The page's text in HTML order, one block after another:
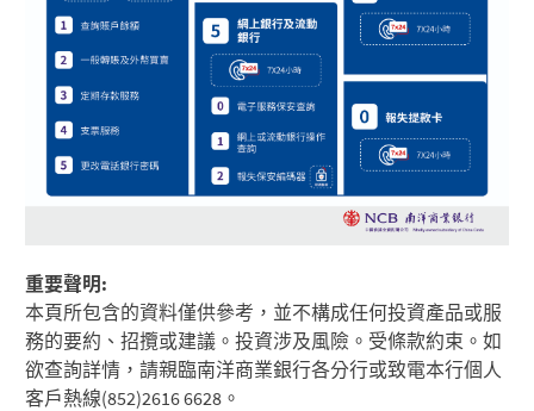
重要聲明:
本頁所包含的資料僅供參考，並不構成任何投資產品或服
務的要約、招攬或建議。投資涉及風險。受條款約束。如
欲查詢詳情，請親臨南洋商業銀行各分行或致電本行個人
客戶熱線(852)2616 6628。